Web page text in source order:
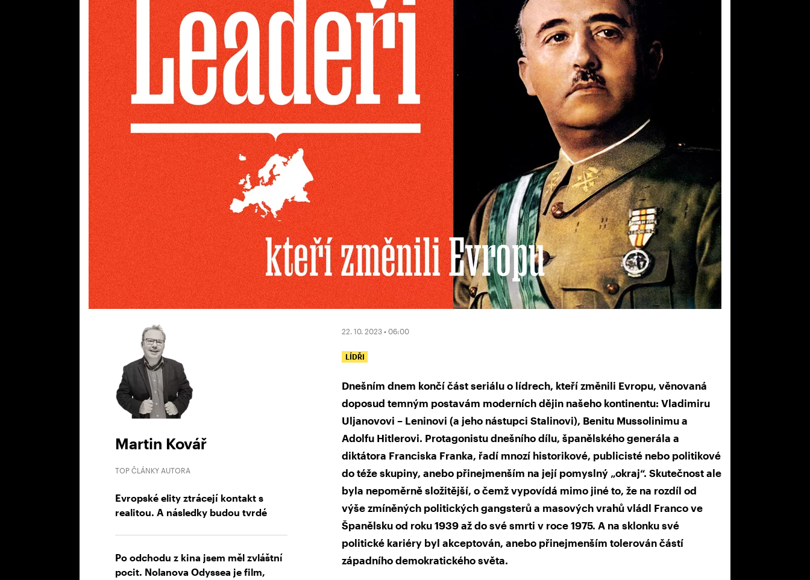
Martin Kovář
TOP ČLÁNKY AUTORA
Evropské elity ztrácejí kontakt s
realitou. A následky budou tvrdé
Po odchodu z kina jsem měl zvláštní
pocit. Nolanova Odyssea je film,
22. 10. 2023 • 06:00
LÍDŘI
Dnešním dnem končí část seriálu o lídrech, kteří změnili Evropu, věnovaná
doposud temným postavám moderních dějin našeho kontinentu: Vladimiru
Uljanovovi – Leninovi (a jeho nástupci Stalinovi), Benitu Mussolinimu a
Adolfu Hitlerovi. Protagonistu dnešního dílu, španělského generála a
diktátora Franciska Franka, řadí mnozí historikové, publicisté nebo politikové
do téže skupiny, anebo přinejmenším na její pomyslný „okraj“. Skutečnost ale
byla nepoměrně složitější, o čemž vypovídá mimo jiné to, že na rozdíl od
výše zmíněných politických gangsterů a masových vrahů vládl Franco ve
Španělsku od roku 1939 až do své smrti v roce 1975. A na sklonku své
politické kariéry byl akceptován, anebo přinejmenším tolerován částí
západního demokratického světa.